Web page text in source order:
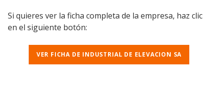
Si quieres ver la ficha completa de la empresa, haz clic
en el siguiente botón:
VER FICHA DE INDUSTRIAL DE ELEVACION SA